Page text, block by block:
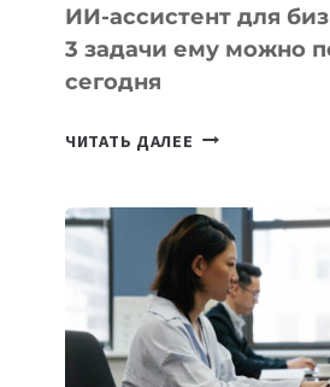
ИИ-ассистент для
3 задачи ему можно
сегодня
ЧИТАТЬ ДАЛЕЕ ИИ-
БИЗНЕСА:
КАКИЕ
3
ЗАДАЧИ
ЕМУ
МОЖНО